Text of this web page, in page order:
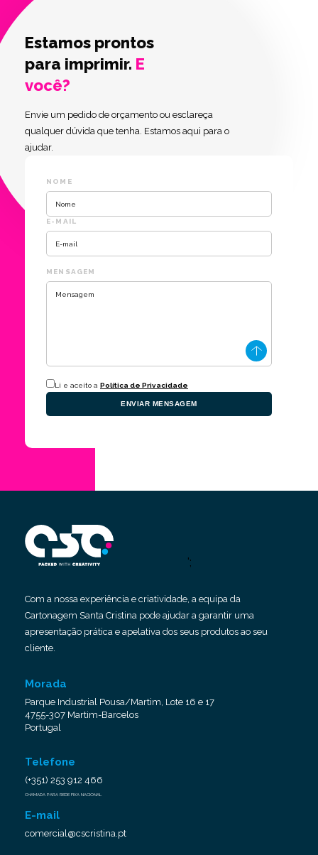
Estamos prontos
para imprimir. E
você?
Envie um pedido de orçamento ou esclareça
qualquer dúvida que tenha. Estamos aqui para o
ajudar.
NOME
E-MAIL
MENSAGEM
Li e aceito a Política de Privacidade
ENVIAR MENSAGEM
';
Com a nossa experiência e criatividade, a equipa da
Cartonagem Santa Cristina pode ajudar a garantir uma
apresentação prática e apelativa dos seus produtos ao seu
cliente.
Morada
Parque Industrial Pousa/Martim, Lote 16 e 17
4755-307 Martim-Barcelos
Portugal
Telefone
(+351) 253 912 466
CHAMADA PARA REDE FIXA NACIONAL
E-mail
comercial@cscristina.pt